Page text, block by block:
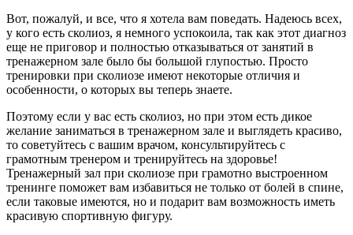
Вот, пожалуй, и все, что я хотела вам поведать. Надеюсь всех,
у кого есть сколиоз, я немного успокоила, так как этот диагноз
еще не приговор и полностью отказываться от занятий в
тренажерном зале было бы большой глупостью. Просто
тренировки при сколиозе имеют некоторые отличия и
особенности, о которых вы теперь знаете.
Поэтому если у вас есть сколиоз, но при этом есть дикое
желание заниматься в тренажерном зале и выглядеть красиво,
то советуйтесь с вашим врачом, консультируйтесь с
грамотным тренером и тренируйтесь на здоровье!
Тренажерный зал при сколиозе при грамотно выстроенном
тренинге поможет вам избавиться не только от болей в спине,
если таковые имеются, но и подарит вам возможность иметь
красивую спортивную фигуру.